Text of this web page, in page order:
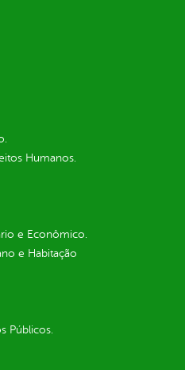
Humanos.
e Econômico.
e Habitação
Públicos.